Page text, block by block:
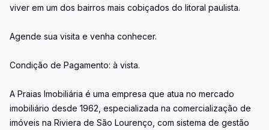
viver em um dos bairros mais cobiçados do litoral paulista.
Agende sua visita e venha conhecer.
Condição de Pagamento: à vista.
A Praias Imobiliária é uma empresa que atua no mercado
imobiliário desde 1962, especializada na comercialização de
imóveis na Riviera de São Lourenço, com sistema de gestão